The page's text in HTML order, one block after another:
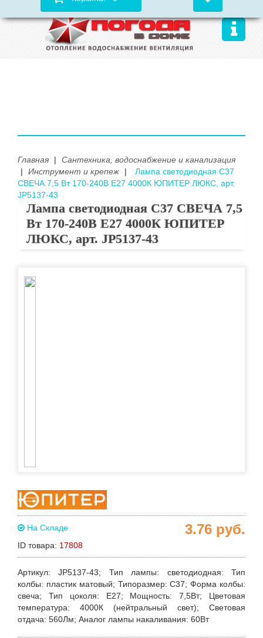
Главная |
Сантехника, водоснабжение и канализация
|
Инструмент и крепеж |
Лампа светодиодная C37
СВЕЧА 7,5 Вт 170-240В E27 4000К ЮПИТЕР ЛЮКС, арт.
JP5137-43
Лампа светодиодная C37 СВЕЧА 7,5
Вт 170-240В E27 4000К ЮПИТЕР
ЛЮКС, арт. JP5137-43
На Складе
ID товара: 17808
3.76 руб.
Артикул: JP5137-43; Тип лампы: светодиодная:Тип
колбы: пластик матовый; Типоразмер: C37;Форма колбы:
свеча; Тип цоколя: E27; Мощность: 7,5Вт; Цветовая
температура: 4000К (нейтральный свет); Световая
отдача: 560Лм; Аналог лампы накаливания: 60Вт